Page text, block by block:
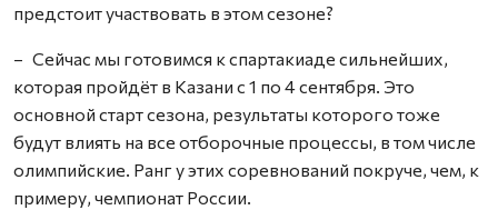
предстоит участвовать в этом сезоне?
– Сейчас мы готовимся к спартакиаде сильнейших,
которая пройдёт в Казани с 1 по 4 сентября. Это
основной старт сезона, результаты которого тоже
будут влиять на все отборочные процессы, в том числе
олимпийские. Ранг у этих соревнований покруче, чем, к
примеру, чемпионат России.